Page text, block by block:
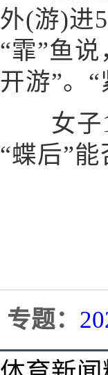
外(游)进
“霏”鱼
开游”。
女子
“蝶后”
专题：